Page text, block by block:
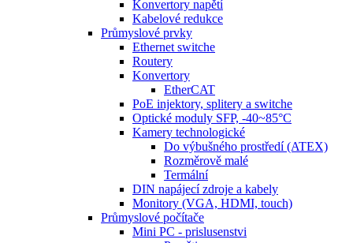
Konvertory napětí
Kabelové redukce
Průmyslové prvky
Ethernet switche
Routery
Konvertory
EtherCAT
PoE injektory, splitery a switche
Optické moduly SFP, -40~85°C
Kamery technologické
Do výbušného prostředí (ATEX)
Rozměrově malé
Termální
DIN napájecí zdroje a kabely
Monitory (VGA, HDMI, touch)
Průmyslové počítače
Mini PC - prislusenstvi